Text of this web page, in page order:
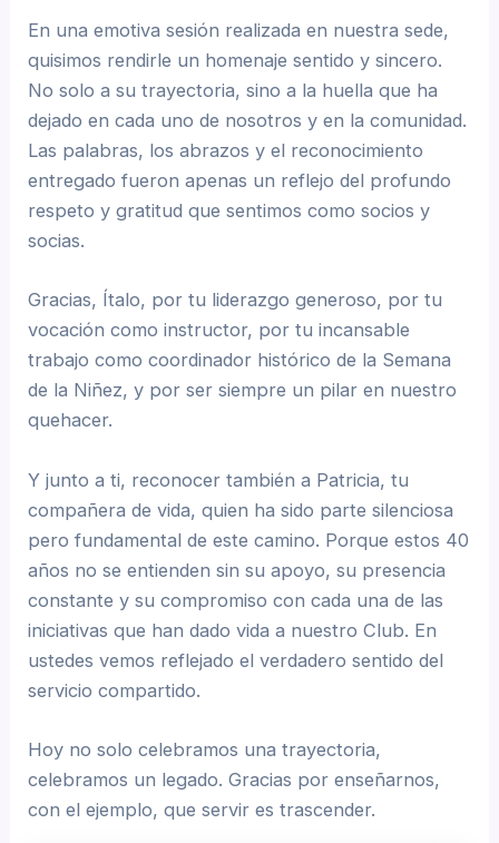
En una emotiva sesión realizada en nuestra sede,
quisimos rendirle un homenaje sentido y sincero.
No solo a su trayectoria, sino a la huella que ha
dejado en cada uno de nosotros y en la comunidad.
Las palabras, los abrazos y el reconocimiento
entregado fueron apenas un reflejo del profundo
respeto y gratitud que sentimos como socios y
socias.
Gracias, Ítalo, por tu liderazgo generoso, por tu
vocación como instructor, por tu incansable
trabajo como coordinador histórico de la Semana
de la Niñez, y por ser siempre un pilar en nuestro
quehacer.
Y junto a ti, reconocer también a Patricia, tu
compañera de vida, quien ha sido parte silenciosa
pero fundamental de este camino. Porque estos 40
años no se entienden sin su apoyo, su presencia
constante y su compromiso con cada una de las
iniciativas que han dado vida a nuestro Club. En
ustedes vemos reflejado el verdadero sentido del
servicio compartido.
Hoy no solo celebramos una trayectoria,
celebramos un legado. Gracias por enseñarnos,
con el ejemplo, que servir es trascender.